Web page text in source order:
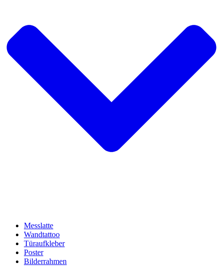
Messlatte
Wandtattoo
Türaufkleber
Poster
Bilderrahmen